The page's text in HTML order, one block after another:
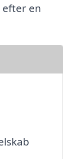
efter en